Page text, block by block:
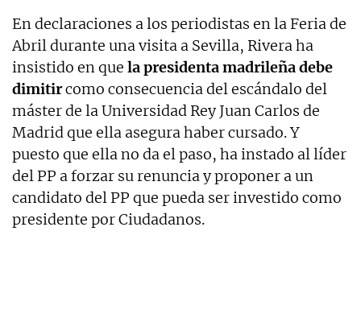
En declaraciones a los periodistas en la Feria de
Abril durante una visita a Sevilla, Rivera ha
insistido en que la presidenta madrileña debe
dimitircomo consecuencia del escándalo del
máster de la Universidad Rey Juan Carlos de
Madrid que ella asegura haber cursado. Y
puesto que ella no da el paso, ha instado al líder
del PP a forzar su renuncia y proponer a un
candidato del PP que pueda ser investido como
presidente por Ciudadanos.